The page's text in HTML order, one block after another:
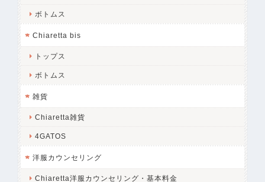
ボトムス
Chiaretta bis
トップス
ボトムス
雑貨
Chiaretta雑貨
4GATOS
洋服カウンセリング
Chiaretta洋服カウンセリング・基本料金